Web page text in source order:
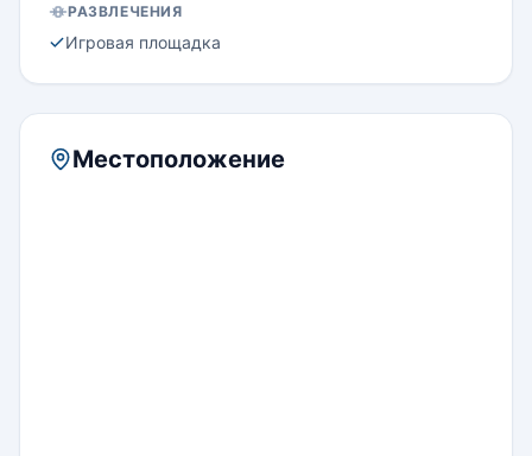
РАЗВЛЕЧЕНИЯ
Игровая площадка
Местоположение